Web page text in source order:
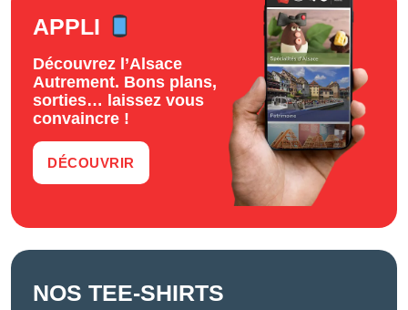
APPLI
Découvrez l’Alsace
Autrement. Bons plans,
sorties… laissez vous
convaincre !
DÉCOUVRIR
NOS TEE-SHIRTS